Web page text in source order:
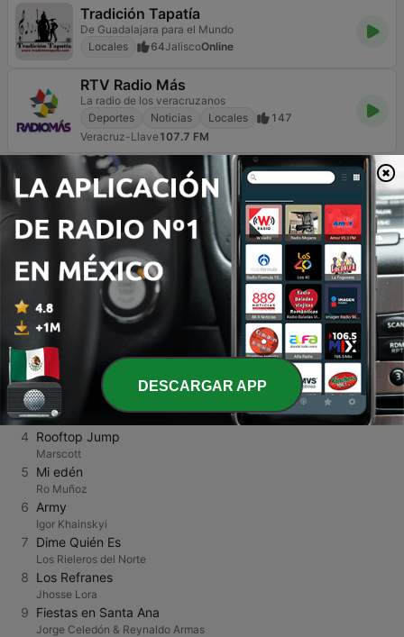
Tradición Tapatía
De Guadalajara para el Mundo
Locales
64JaliscoOnline
RTV Radio Más
La radio de los veracruzanos
Deportes
Noticias Locales
147
Veracruz-Llave107.7 FM
Página 3de 10
<
4 5 > >>
TOP CANCIONES
1 El Toalla Mojada
Tiranos del Norte
2 Chale
Eden Muñoz
3 Intro
MI-K
4 Rooftop Jump
Marscott
5 Mi edén
Ro Muñoz
6 Army
Igor Khainskyi
7 Dime Quién Es
Los Rieleros del Norte
8 Los Refranes
Jhosse Lora
9 Fiestas en Santa Ana
Jorge Celedón & Reynaldo Armas
DESCARGAR APP